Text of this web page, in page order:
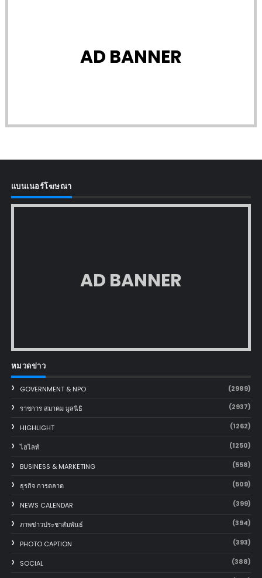
AD BANNER
แบนเนอร์โฆษณา
AD BANNER
หมวดข่าว
GOVERNMENT & NPO (2989)
ราชการ สมาคม มูลนิธิ (2937)
HIGHLIGHT (1262)
ไฮไลท์ (1250)
BUSINESS & MARKETING (558)
ธุรกิจ การตลาด (509)
NEWS CALENDAR (399)
ภาพข่าวประชาสัมพันธ์ (394)
PHOTO CAPTION (393)
SOCIAL (388)